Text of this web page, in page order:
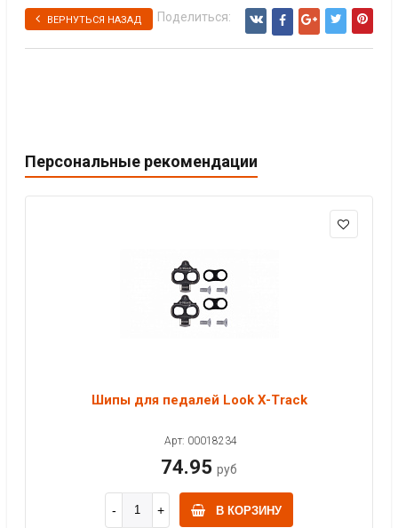
ВЕРНУТЬСЯ НАЗАД Поделиться:
Персональные рекомендации
Шипы для педалей Look X-Track
Арт: 00018234
74.95 руб
В КОРЗИНУ